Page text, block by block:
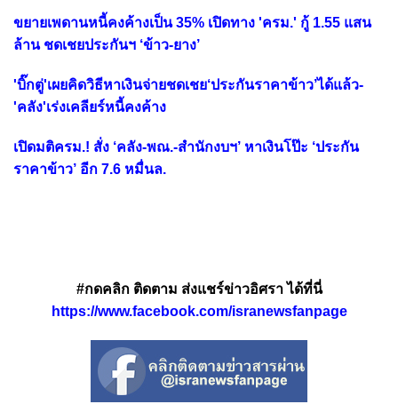
ขยายเพดานหนี้คงค้างเป็น 35% เปิดทาง 'ครม.' กู้ 1.55 แสน
ล้าน ชดเชยประกันฯ ‘ข้าว-ยาง’
'บิ๊กตู่'เผยคิดวิธีหาเงินจ่ายชดเชย‘ประกันราคาข้าว’ได้แล้ว-
'คลัง'เร่งเคลียร์หนี้คงค้าง
เปิดมติครม.! สั่ง ‘คลัง-พณ.-สำนักงบฯ’ หาเงินโป๊ะ ‘ประกัน
ราคาข้าว’ อีก 7.6 หมื่นล.
#กดคลิก ติดตาม ส่งแชร์ข่าวอิศรา ได้ที่นี่
https://www.facebook.com/isranewsfanpage